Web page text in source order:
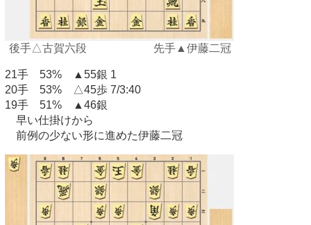
後手△古賀六段 先手▲伊藤二冠
21手 53% ▲55銀 1
20手 53% △45歩 7/3:40
19手 51% ▲46銀
早い仕掛けから
前例の少ない形に進めた伊藤二冠